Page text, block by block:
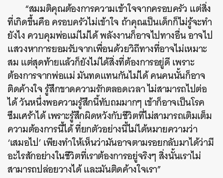
“สมมติคุณต้องการความเข้าใจจากครอบครัว แต่สิ่ง
ที่เกิดขึ้นคือ ครอบครัวไม่เข้าใจ ถ้าคุณเป็นเด็กก็ไม่รู้จะทำ
ยังไง ควบคุมพ่อแม่ไม่ได้ พลังงานก็อาจไปทางอื่น อาจไป
แสวงหาการยอมรับจากเพื่อนด้วยวิถีทางที่อาจไม่เหมาะ
สม แต่สุดท้ายแล้วก็ยังไม่ได้สิ่งที่ต้องการอยู่ดี เพราะ
ต้องการจากพ่อแม่ มันทดแทนกันไม่ได้ คนคนนั้นก็อาจ
ติดค้างใจ รู้สึกขาดความรักตลอดเวลา ไม่สามารถไปต่อ
ได้ วันหนึ่งพอความรู้สึกนี้ทับถมมากๆ เข้าก็อาจเป็นโรค
ซึมเศร้าได้ เพราะรู้สึกผิดหวังกับชีวิตที่ไม่สามารถเติมเต็ม
ความต้องการนี้ได้ ที่ยกตัวอย่างนี้ไม่ได้หมายความว่า
‘เสมอไป’ เพียงทำให้เห็นว่ามันอาจตามรอยกลับมาได้ว่ามี
อะไรสักอย่างในชีวิตที่เราต้องการอยู่จริงๆ สิ่งนั้นเราไม่
สามารถปล่อยวางได้ และมันติดค้างใจเรา”